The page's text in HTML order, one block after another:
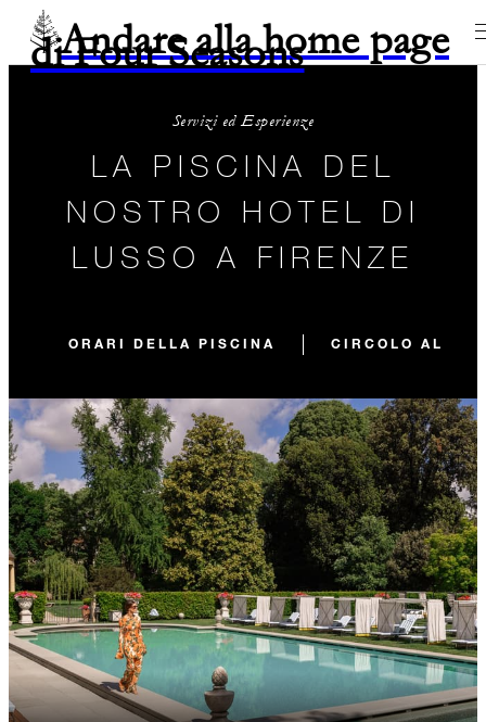
Andare alla home page
di Four Seasons
Servizi ed Esperienze
LA PISCINA DEL
NOSTRO HOTEL DI
LUSSO A FIRENZE
ORARI DELLA PISCINA CIRCOLO AL